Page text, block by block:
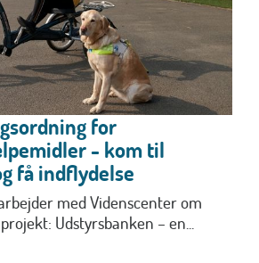
for
- kom til
få indflydelse
med Videnscenter om
Udstyrsbanken – en...